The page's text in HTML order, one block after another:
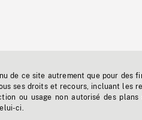
de ce site autrement que pour des
ses droits et recours, incluant les
ou usage non autorisé des
ci.